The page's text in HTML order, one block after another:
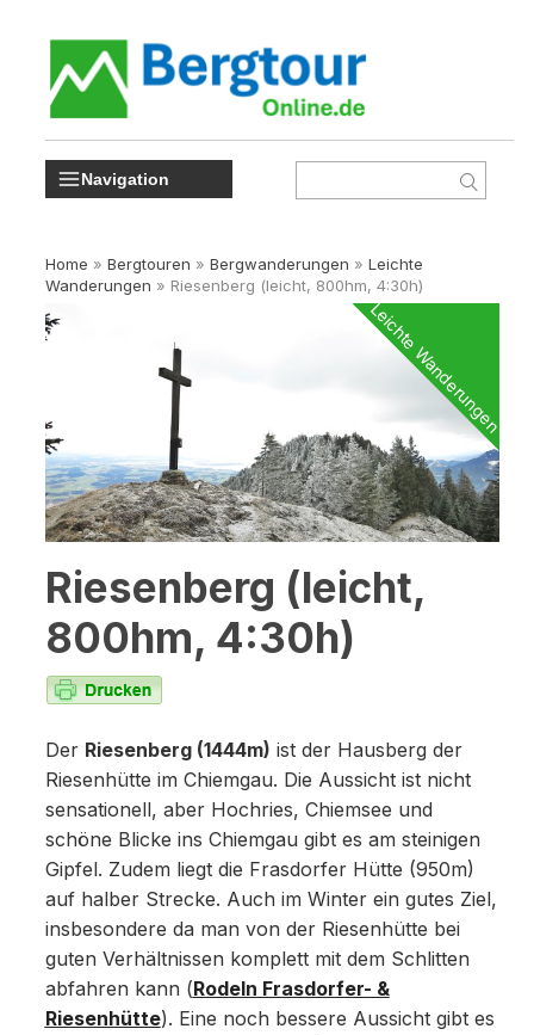
Navigation
Home » Bergtouren » Bergwanderungen » Leichte
Wanderungen » Riesenberg (leicht, 800hm, 4:30h)
Leichte Wanderungen
Riesenberg (leicht,
800hm, 4:30h)
Der Riesenberg (1444m) ist der Hausberg der
Riesenhütte im Chiemgau. Die Aussicht ist nicht
sensationell, aber Hochries, Chiemsee und
schöne Blicke ins Chiemgau gibt es am steinigen
Gipfel. Zudem liegt die Frasdorfer Hütte (950m)
auf halber Strecke. Auch im Winter ein gutes Ziel,
insbesondere da man von der Riesenhütte bei
guten Verhältnissen komplett mit dem Schlitten
abfahren kann (Rodeln Frasdorfer- &
Riesenhütte). Eine noch bessere Aussicht gibt es